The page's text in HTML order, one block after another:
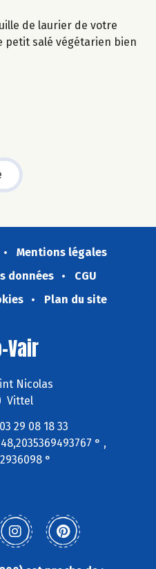
de laurier de votre
petit salé végétarien bien
Mentions légales
données
CGU
Plan du site
Vair
Nicolas
Vittel
29 08 18 33
° ,
°